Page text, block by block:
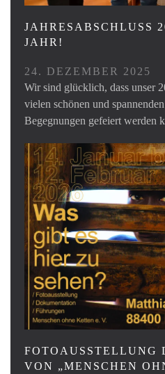
JAHRESABSCHLUSS
JAHR!
24. DEZEMBER 2025
Wir sind glücklich, dass unser
vielen schönen und
Begegnungen gefeiert werden
FOTOAUSSTELLUNG
VON „MENSCHEN